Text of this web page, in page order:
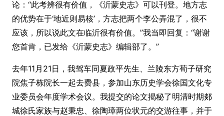
论：“此考辨很有价值，《沂蒙史志》可以刊登。地方志
的优势在于‘地近则易核’，方志把两个李公弄混了，很不
应该，所以说此文在临沂很有价值。”我当即回复：“谢谢
您首肯，已发给《沂蒙史志》编辑部了。”
去年11月21日，我驾车同夏政平先生、兰陵东方荀子研究
院焦子栋院长一起去费县，参加山东历史学会徐国文化专
业委员会年度学术会议。我提交的论文揭秘了明清时期郯
城徐氏家族与赵秉忠、徐陶璋两位状元的交游往事，并于